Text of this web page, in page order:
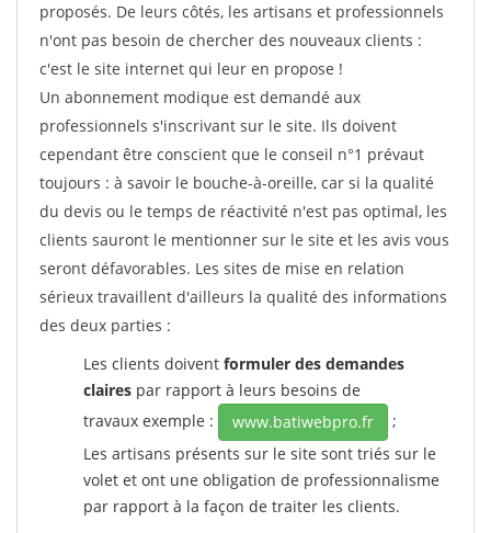
proposés. De leurs côtés, les artisans et professionnels
n'ont pas besoin de chercher des nouveaux clients :
c'est le site internet qui leur en propose !
Un abonnement modique est demandé aux
professionnels s'inscrivant sur le site. Ils doivent
cependant être conscient que le conseil n°1 prévaut
toujours : à savoir le bouche-à-oreille, car si la qualité
du devis ou le temps de réactivité n'est pas optimal, les
clients sauront le mentionner sur le site et les avis vous
seront défavorables. Les sites de mise en relation
sérieux travaillent d'ailleurs la qualité des informations
des deux parties :
Les clients doivent formuler des demandes
claires par rapport à leurs besoins de
travaux exemple :
www.batiwebpro.fr
;
Les artisans présents sur le site sont triés sur le
volet et ont une obligation de professionnalisme
par rapport à la façon de traiter les clients.